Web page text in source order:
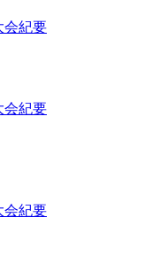
紀要
紀要
紀要